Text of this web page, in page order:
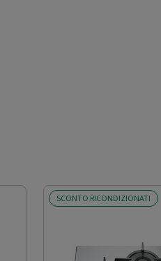
SCONTO RICONDIZIONATI